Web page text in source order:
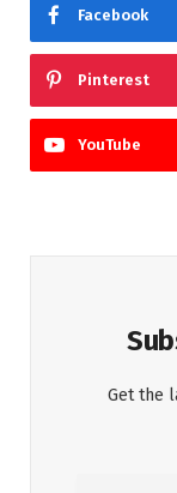
Facebook
Pinterest
YouTube
Get the